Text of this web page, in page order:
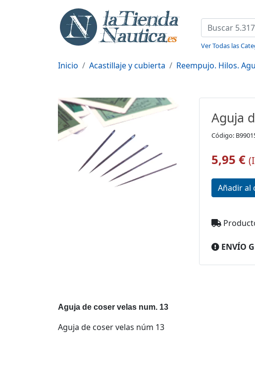
Ver Todas las
Inicio Acastillaje y cubierta Reempujo. Hilos.
Aguja
Código:
5,95 €
ENVÍO
Aguja de coser velas num. 13
Aguja de coser velas núm 13